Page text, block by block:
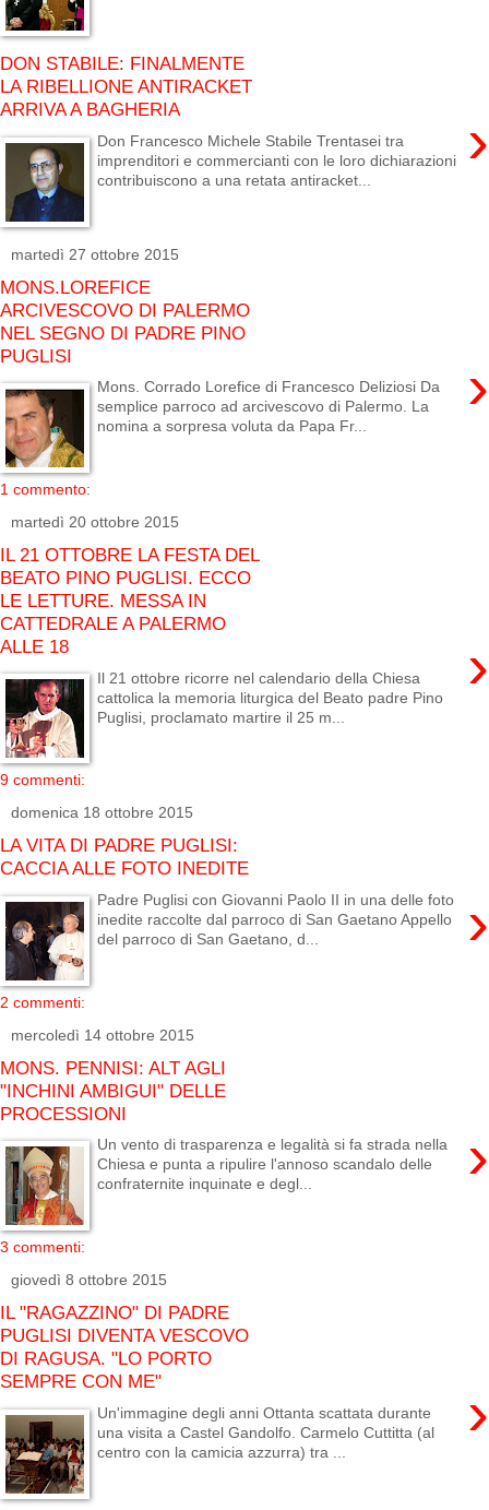
DON STABILE: FINALMENTE
LA RIBELLIONE ANTIRACKET
ARRIVA A BAGHERIA
›
Don Francesco Michele Stabile Trentasei tra
imprenditori e commercianti con le loro dichiarazioni
contribuiscono a una retata antiracket...
martedì 27 ottobre 2015
MONS.LOREFICE
ARCIVESCOVO DI PALERMO
NEL SEGNO DI PADRE PINO
PUGLISI
›
Mons. Corrado Lorefice di Francesco Deliziosi Da
semplice parroco ad arcivescovo di Palermo. La
nomina a sorpresa voluta da Papa Fr...
1 commento:
martedì 20 ottobre 2015
IL 21 OTTOBRE LA FESTA DEL
BEATO PINO PUGLISI. ECCO
LE LETTURE. MESSA IN
CATTEDRALE A PALERMO
ALLE 18
›
Il 21 ottobre ricorre nel calendario della Chiesa
cattolica la memoria liturgica del Beato padre Pino
Puglisi, proclamato martire il 25 m...
9 commenti:
domenica 18 ottobre 2015
LA VITA DI PADRE PUGLISI:
CACCIA ALLE FOTO INEDITE
›
Padre Puglisi con Giovanni Paolo II in una delle foto
inedite raccolte dal parroco di San Gaetano Appello
del parroco di San Gaetano, d...
2 commenti:
mercoledì 14 ottobre 2015
MONS. PENNISI: ALT AGLI
"INCHINI AMBIGUI" DELLE
PROCESSIONI
›
Un vento di trasparenza e legalità si fa strada nella
Chiesa e punta a ripulire l'annoso scandalo delle
confraternite inquinate e degl...
3 commenti:
giovedì 8 ottobre 2015
IL "RAGAZZINO" DI PADRE
PUGLISI DIVENTA VESCOVO
DI RAGUSA. "LO PORTO
SEMPRE CON ME"
›
Un'immagine degli anni Ottanta scattata durante
una visita a Castel Gandolfo. Carmelo Cuttitta (al
centro con la camicia azzurra) tra ...